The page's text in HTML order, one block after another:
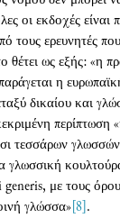
οι εκδοχές
τους ερευνητές
θέτει ως εξής: «η
η
δικαίου και
τεσσάρων
γλωσσική
generis, με τους
γλώσσα»[8].